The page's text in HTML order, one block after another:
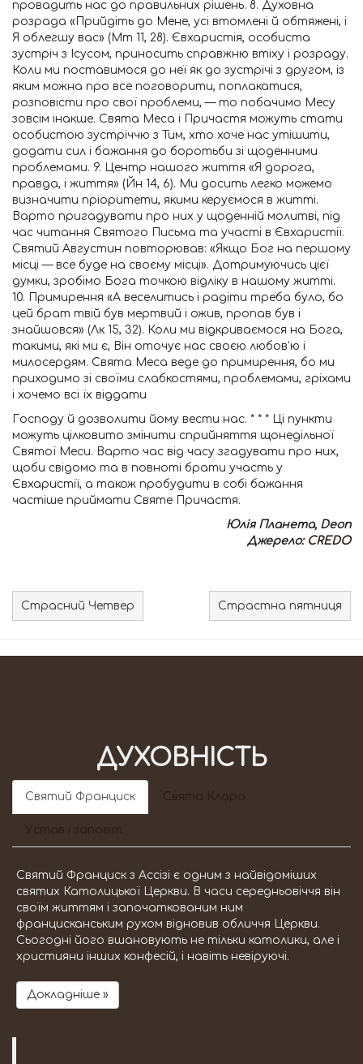
провадить нас до правильних рішень. 8. Духовна
розрада «Прийдіть до Мене, усі втомлені й обтяжені, і
Я облегшу вас» (Мт 11, 28). Євхаристія, особиста
зустріч з Ісусом, приносить справжню втіху і розраду.
Коли ми поставимося до неї як до зустрічі з другом, із
яким можна про все поговорити, поплакатися,
розповісти про свої проблеми, — то побачимо Месу
зовсім інакше. Свята Меса і Причастя можуть стати
особистою зустріччю з Тим, хто хоче нас утішити,
додати сил і бажання до боротьби зі щоденними
проблемами. 9. Центр нашого життя «Я дорога,
правда, і життя» (Йн 14, 6). Ми досить легко можемо
визначити пріоритети, якими керуємося в житті.
Варто пригадувати про них у щоденній молитві, під
час читання Святого Письма та участі в Євхаристії.
Святий Августин повторював: «Якщо Бог на першому
місці — все буде на своєму місці». Дотримуючись цієї
думки, зробімо Бога точкою відліку в нашому житті.
10. Примирення «А веселитись і радіти треба було, бо
цей брат твій був мертвий і ожив, пропав був і
знайшовся» (Лк 15, 32). Коли ми відкриваємося на Бога,
такими, які ми є, Він оточує нас своєю любов’ю і
милосердям. Свята Меса веде до примирення, бо ми
приходимо зі своїми слабкостями, проблемами, гріхами
і хочемо всі їх віддати
Господу й дозволити йому вести нас. * * * Ці пункти
можуть цілковито змінити сприйняття щонедільної
Святої Меси. Варто час від часу згадувати про них,
щоби свідомо та в повноті брати участь у
Євхаристії, а також пробудити в собі бажання
частіше приймати Святе Причастя.
Юлія Планета, Deon
Джерело: CREDO
Страсний Четвер Страстна пятниця
ДУХОВНІСТЬ
Святий Франциск Свята Клара
Устав і заповіт
Святий Франциск з Ассізі є одним з найвідоміших
святих Католицької Церкви. В часи середньовіччя він
своїм життям і започаткованим ним
францисканським рухом відновив обличчя Церкви.
Сьогодні його вшановують не тільки католики, але і
християни інших конфесій, і навіть невіруючі.
Докладніше »